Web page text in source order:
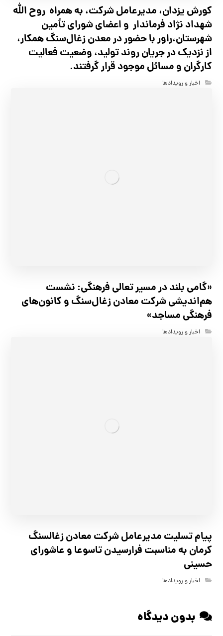
کورش یزدان، مدیرعامل شرکت، به همراه روح الله
شهداد نژاد فرماندار و اعضای شورای تأ‌مین
شهرستان،راور با حضور در معدن زغال‌سنگ همکار،
از نزدیک در جریان روند تولید، وضعیت فعالیت
کارگران و مسائل موجود قرار گرفتند.
اخبار و رویدادها
«گامی بلند در مسیر تعالی فرهنگی: نشست
هم‌اندیشی شرکت معادن زغال‌سنگ و کانون‌های
فرهنگی مساجد»
اخبار و رویدادها
پیام تسلیت مدیرعامل شرکت معادن زغالسنگ
کرمان به مناسبت فرارسیدن تاسوعا و عاشورای
حسینی
اخبار و رویدادها
بدون دیدگاه